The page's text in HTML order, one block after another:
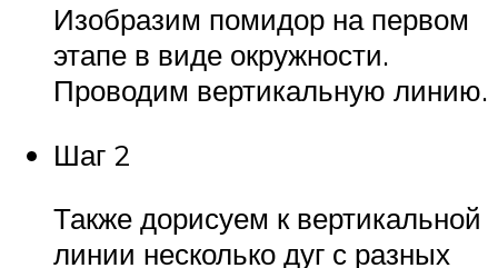
Изобразим помидор на первом
этапе в виде окружности.
Проводим вертикальную линию.
Шаг 2
Также дорисуем к вертикальной
линии несколько дуг с разных